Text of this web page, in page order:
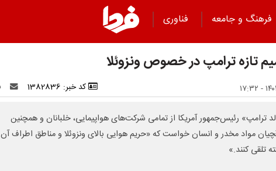
فرهنگ و جامعه فناوری
تازه ترامپ در خصوص ونزوئلا
کد خبر: 1382836
ترامپ» رئیس‌جمهور آمریکا از تمامی شرکت‌های هواپیمایی، خلبانان و همچنین
مواد مخدر و انسان خواست که «حریم هوایی بالای ونزوئلا و مناطق اطراف آن
تلقی کنند.»